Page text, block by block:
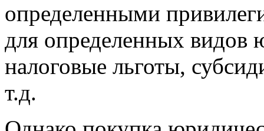
определенными
для определенных видов
налоговые льготы,
т.д.